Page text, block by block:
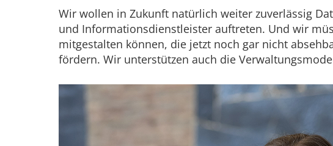
Wir wollen in Zukunft natürlich weiter zuverlässig
und Informationsdienstleister auftreten. Und wir
mitgestalten können, die jetzt noch gar nicht
fördern. Wir unterstützen auch die